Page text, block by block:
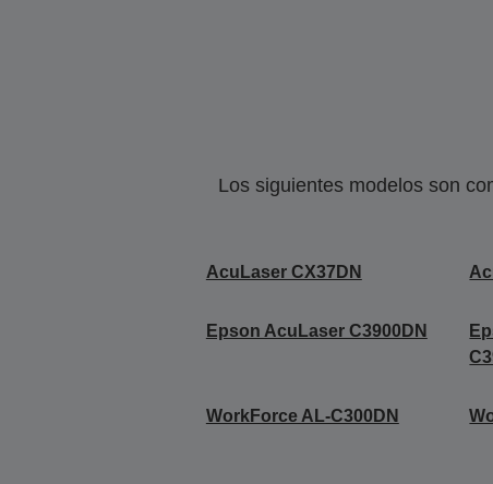
Los siguientes modelos son
AcuLaser CX37DN
Epson AcuLaser C3900DN
WorkForce AL-C300DN